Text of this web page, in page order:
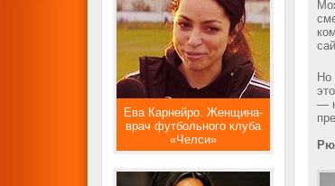
Но
—
Ева Карнейро. Женщина-
врач футбольного клуба
«Челси»